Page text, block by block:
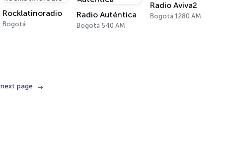
Rocklatinoradio
Bogotá
Radio Auténtica
Bogotá 540 AM
Radio Aviva2
Bogotá 1280 AM
next page